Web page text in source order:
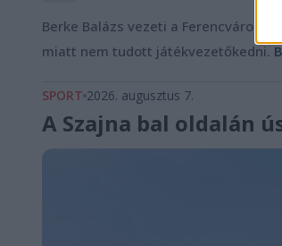
Berke Balázs vezeti a
miatt nem tudott játékvezetőkedni.
SPORT 2026. augusztus 7.
A Szajna bal oldalán